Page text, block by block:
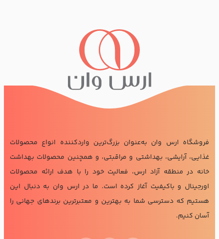
فروشگاه ارس وان به‌عنوان بزرگ‌ترین واردکننده انواع محصولات
غذایی، آرایشی، بهداشتی و مراقبتی، و همچنین محصولات بهداشت
خانه در منطقه آزاد ارس، فعالیت خود را با هدف ارائه محصولات
اورجینال و باکیفیت آغاز کرده است. ما در ارس وان به دنبال این
هستیم که دسترسی شما به بهترین و معتبرترین برندهای جهانی را
آسان کنیم.